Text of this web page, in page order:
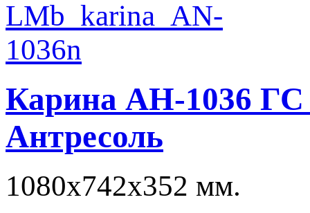
Карина АН-1036 ГС
Антресоль
1080х742х352 мм.